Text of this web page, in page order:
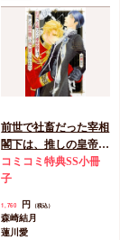
前世で社畜だった宰相
閣下は、推しの皇帝陛
下の独占愛に囚われる
（単品）
コミコミ特典SS小冊
子
1,760 円 （税込）
森崎結月
蓮川愛